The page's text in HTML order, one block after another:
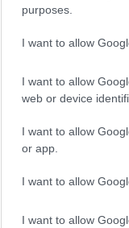
purposes.
I want to allow
I want to allow
web or device
I want to allow
or app.
I want to allow
I want to allow